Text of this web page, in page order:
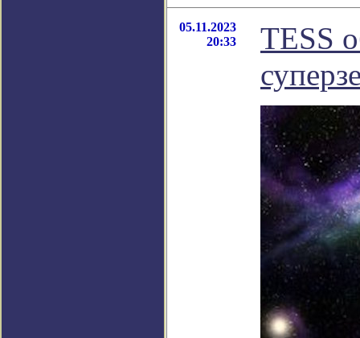
05.11.2023
20:33
TESS